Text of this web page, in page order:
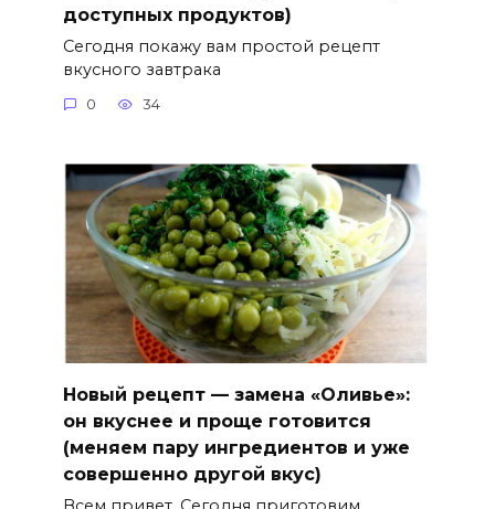
доступных продуктов)
Сегодня покажу вам простой рецепт
вкусного завтрака
0 34
Новый рецепт — замена «Оливье»:
он вкуснее и проще готовится
(меняем пару ингредиентов и уже
совершенно другой вкус)